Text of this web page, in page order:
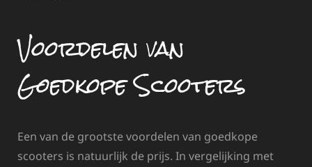
Voordelen van
Goedkope Scooters
Een van de grootste voordelen van goedkope
scooters is natuurlijk de prijs. In vergelijking met